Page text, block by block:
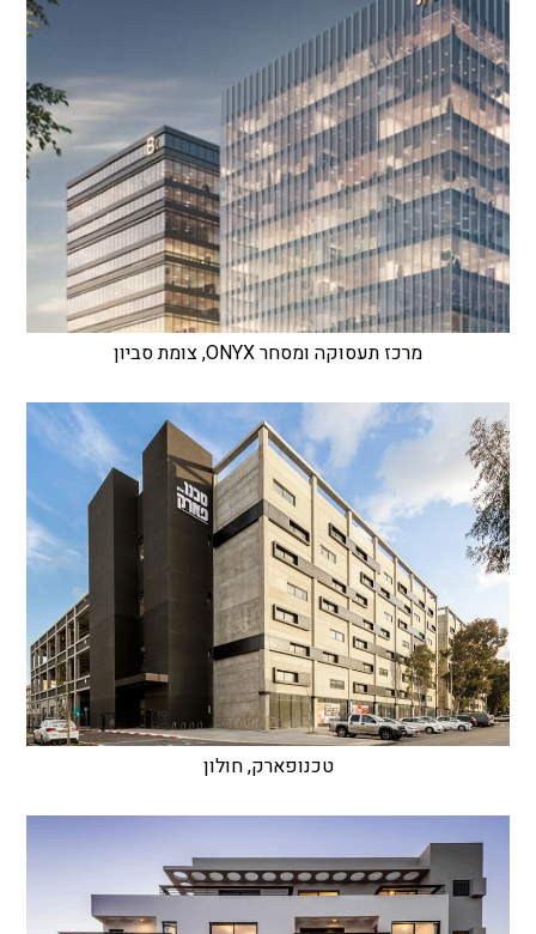
מרכז תעסוקה ומסחר ONYX, צומת סביון
טכנופארק, חולון